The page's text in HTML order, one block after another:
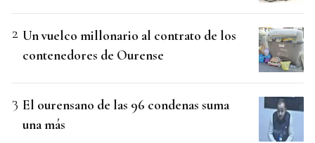
Un vuelco millonario al contrato de los
contenedores de Ourense
El ourensano de las 96 condenas suma
una más